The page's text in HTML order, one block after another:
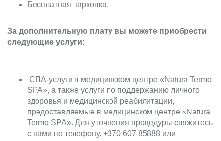
Бесплатная парковка.
За дополнительную плату вы можете приобрести
следующие услуги:
СПА-услуги в медицинском центре «Natura Termo
SPA», а также услуги по поддержанию личного
здоровья и медицинской реабилитации,
предоставляемые в медицинском центре «Natura
Termo SPA». Для уточнения процедуры свяжитесь
с нами по телефону. +370 607 85888 или